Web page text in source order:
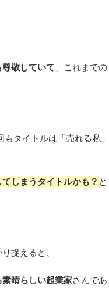
敬していて、これまでの
タイトルは「売れる私」
しまうタイトルかも？ と
捉えると、
晴らしい起業家さんであ